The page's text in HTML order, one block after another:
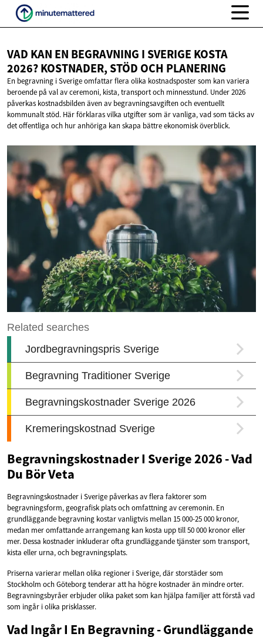
VAD KAN EN BEGRAVNING I SVERIGE KOSTA
2026? KOSTNADER, STÖD OCH PLANERING
En begravning i Sverige omfattar flera olika kostnadsposter som kan variera
beroende på val av ceremoni, kista, transport och minnesstund. Under 2026
påverkas kostnadsbilden även av begravningsavgiften och eventuellt
kommunalt stöd. Här förklaras vilka utgifter som är vanliga, vad som täcks av
det offentliga och hur anhöriga kan skapa bättre ekonomisk överblick.
Begravningskostnader I Sverige 2026 - Vad
Du Bör Veta
Begravningskostnader i Sverige påverkas av flera faktorer som
begravningsform, geografisk plats och omfattning av ceremonin. En
grundläggande begravning kostar vanligtvis mellan 15 000-25 000 kronor,
medan mer omfattande arrangemang kan kosta upp till 50 000 kronor eller
mer. Dessa kostnader inkluderar ofta grundläggande tjänster som transport,
kista eller urna, och begravningsplats.
Priserna varierar mellan olika regioner i Sverige, där storstäder som
Stockholm och Göteborg tenderar att ha högre kostnader än mindre orter.
Begravningsbyråer erbjuder olika paket som kan hjälpa familjer att förstå vad
som ingår i olika prisklasser.
Vad Ingår I En Begravning - Grundläggande